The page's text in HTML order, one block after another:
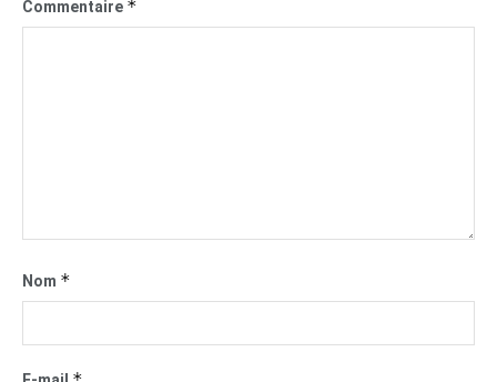
Commentaire *
Nom *